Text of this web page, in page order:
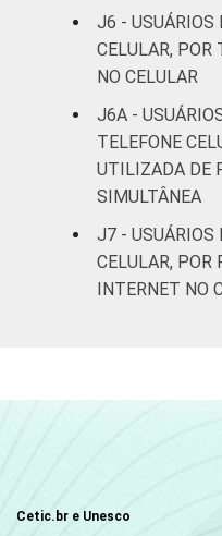
SM
Mais
SM
SM
SM
J6 - USUÁRIOS
CELULAR,
NO CELULAR
J6A -
TELEFONE
UTILIZADA DE
SIMULTÂNEA
J7 - USUÁRIOS
CELULAR, POR
INTERNET NO
Cetic.br e Unesco